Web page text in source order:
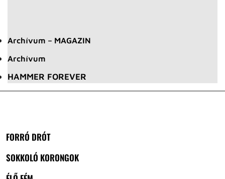
Archívum – MAGAZIN
Archívum
HAMMER FOREVER
FORRÓ DRÓT
SOKKOLÓ KORONGOK